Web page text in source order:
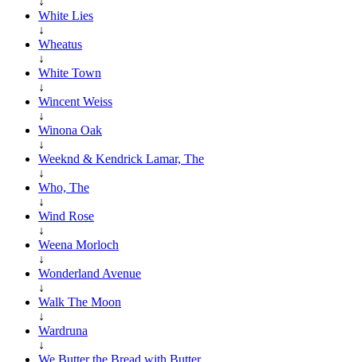
White Lies
↓
Wheatus
↓
White Town
↓
Wincent Weiss
↓
Winona Oak
↓
Weeknd & Kendrick Lamar, The
↓
Who, The
↓
Wind Rose
↓
Weena Morloch
↓
Wonderland Avenue
↓
Walk The Moon
↓
Wardruna
↓
We Butter the Bread with Butter